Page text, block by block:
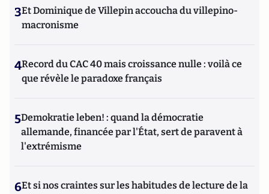
3Et Dominique de Villepin accoucha du villepino-
macronisme
4Record du CAC 40 mais croissance nulle : voilà ce
que révèle le paradoxe français
5Demokratie leben! : quand la démocratie
allemande, financée par l'État, sert de paravent à
l'extrémisme
6Et si nos craintes sur les habitudes de lecture de la